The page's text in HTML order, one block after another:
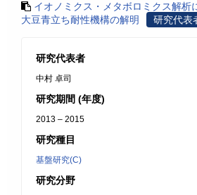
イオノミクス・メタボロミクス解析
大豆青立ち耐性機構の解明
研究代表
研究代表者
中村 卓司
研究期間 (年度)
2013 – 2015
研究種目
基盤研究(C)
研究分野